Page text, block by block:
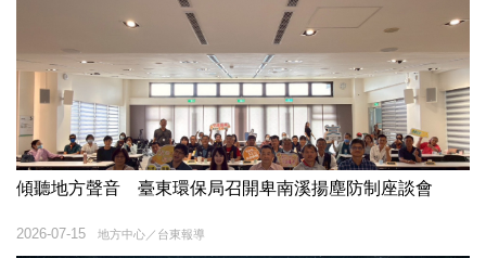
傾聽地方聲音 臺東環保局召開卑南溪揚塵防制座談會
地方中心／台東報導
2026-07-15